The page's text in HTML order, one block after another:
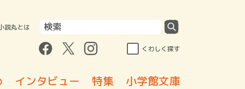
説丸とは
くわしく探す
インタビュー 特集 小学館文庫